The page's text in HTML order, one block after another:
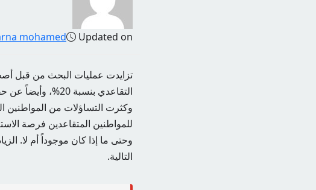
mohamed Updated on
تزايدت عمليات البحث من قبل
وكثرت التساؤلات من المواطنين
للمواطنين المتقاعدين فرصة
وحتى ما إذا كان موجوداً أم لا.
التالية.